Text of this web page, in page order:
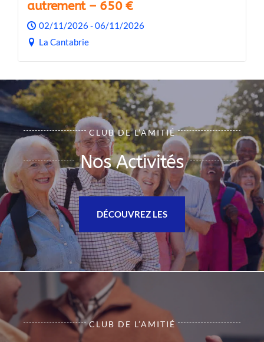
autrement – 650 €
02/11/2026 - 06/11/2026
La Cantabrie
CLUB DE L’AMITIÉ
Nos Activités
DÉCOUVREZ LES
CLUB DE L’AMITIÉ